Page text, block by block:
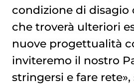
condizione di disagio
che troverà ulteriori
nuove progettualità
inviteremo il nostro
stringersi e fare rete»,